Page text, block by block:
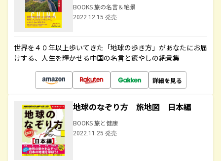
BOOKS 旅の名言＆絶景
2022.12.15 発売
世界を４０年以上歩いてきた「地球の歩き方」があなたにお届
けする、人生を輝かせる中国の名言と癒やしの絶景集
詳細を見る
地球のなぞり方 旅地図 日本編
BOOKS 旅と健康
2022.11.25 発売